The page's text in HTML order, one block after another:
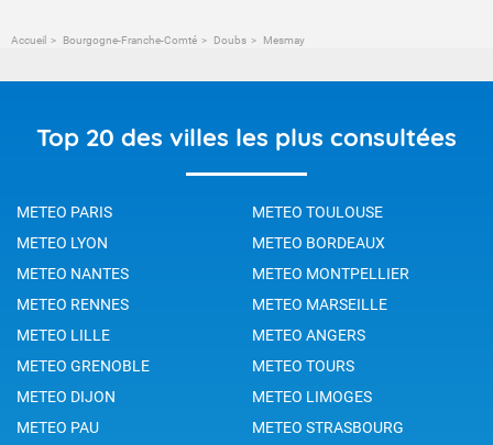
Accueil Bourgogne-Franche-Comté Doubs Mesmay
Top 20 des villes les plus consultées
METEO PARIS
METEO TOULOUSE
METEO LYON
METEO BORDEAUX
METEO NANTES
METEO MONTPELLIER
METEO RENNES
METEO MARSEILLE
METEO LILLE
METEO ANGERS
METEO GRENOBLE
METEO TOURS
METEO DIJON
METEO LIMOGES
METEO PAU
METEO STRASBOURG